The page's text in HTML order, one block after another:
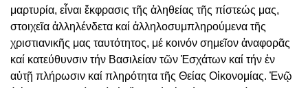
μαρτυρία, εἶναι ἔκφρασις τῆς ἀληθείας τῆς πίστεώς μας,
στοιχεῖα ἀλληλένδετα καί ἀλληλοσυμπληρούμενα τῆς
χριστιανικῆς μας ταυτότητος, μέ κοινόν σημεῖον ἀναφορᾶς
καί κατεύθυνσιν τήν Βασιλείαν τῶν Ἐσχάτων καί τήν ἐν
αὐτῇ πλήρωσιν καί πληρότητα τῆς Θείας Οἰκονομίας. Ἐνῷ